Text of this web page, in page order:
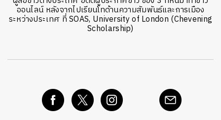
ออนไลน์ หลังจากไปเรียนโทด้านความสัมพันธ์และการเมือง
ระหว่างประเทศ ที่ SOAS, University of London (Chevening
Scholarship)